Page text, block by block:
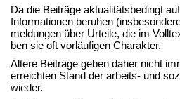
Da die Bei­trä­ge ak­tua­li­täts­be­dingt
In­for­ma­tio­nen be­ru­hen
mel­dun­gen über Ur­tei­le, die im
ben sie oft vor­läu­fi­gen Cha­rak­ter.
Äl­te­re Bei­trä­ge ge­ben da­her nicht
er­reich­ten Stand der ar­beits- und
wie­der.